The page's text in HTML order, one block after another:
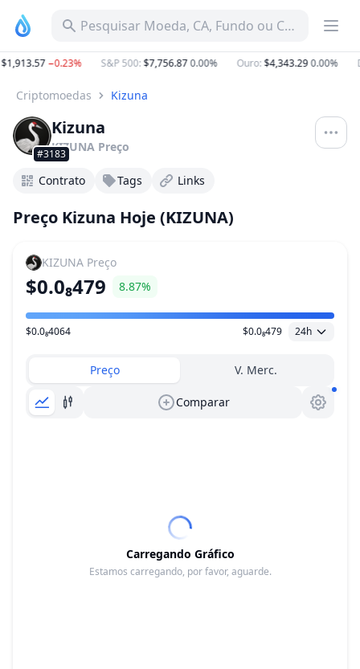
Pesquisar Moeda, CA, Fundo ou Categoria
−0.23% S&P 500:$7,756.870.00% Ouro:$4,343.290.00%
Criptomoedas Kizuna
#3183
Kizuna
KIZUNA Preço
Contrato Tags Links
Preço Kizuna Hoje (KIZUNA)
KIZUNA Preço
$0.0₈479 8.87%
Faixa de preço
$0.0₈4064 $0.0₈479 24h
Preço V. Merc.
Comparar
Carregando Gráfico
Estamos carregando, por favor, aguarde.